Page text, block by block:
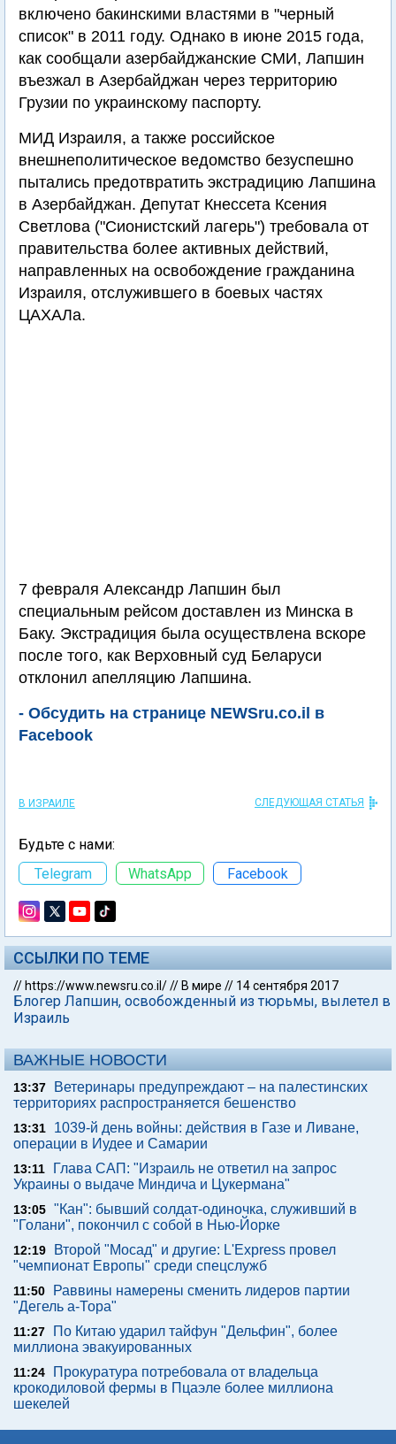
включено бакинскими властями в "черный
список" в 2011 году. Однако в июне 2015 года,
как сообщали азербайджанские СМИ, Лапшин
въезжал в Азербайджан через территорию
Грузии по украинскому паспорту.
МИД Израиля, а также российское
внешнеполитическое ведомство безуспешно
пытались предотвратить экстрадицию Лапшина
в Азербайджан. Депутат Кнессета Ксения
Светлова ("Сионистский лагерь") требовала от
правительства более активных действий,
направленных на освобождение гражданина
Израиля, отслужившего в боевых частях
ЦАХАЛа.
7 февраля Александр Лапшин был
специальным рейсом доставлен из Минска в
Баку. Экстрадиция была осуществлена вскоре
после того, как Верховный суд Беларуси
отклонил апелляцию Лапшина.
- Обсудить на странице NEWSru.co.il в
Facebook
В ИЗРАИЛЕ СЛЕДУЮЩАЯ СТАТЬЯ
Будьте с нами:
Telegram
WhatsApp Facebook
ССЫЛКИ ПО ТЕМЕ
// https://www.newsru.co.il/// В мире // 14 сентября 2017
Блогер Лапшин, освобожденный из тюрьмы, вылетел в
Израиль
ВАЖНЫЕ НОВОСТИ
13:37
Ветеринары предупреждают – на палестинских
территориях распространяется бешенство
13:31
1039-й день войны: действия в Газе и Ливане,
операции в Иудее и Самарии
13:11
Глава САП: "Израиль не ответил на запрос
Украины о выдаче Миндича и Цукермана"
13:05 "Кан": бывший солдат-одиночка, служивший в
"Голани", покончил с собой в Нью-Йорке
12:19
Второй "Мосад" и другие: L'Express провел
"чемпионат Европы" среди спецслужб
11:50
Раввины намерены сменить лидеров партии
"Дегель а-Тора"
11:27
По Китаю ударил тайфун "Дельфин", более
миллиона эвакуированных
11:24
Прокуратура потребовала от владельца
крокодиловой фермы в Пцаэле более миллиона
шекелей